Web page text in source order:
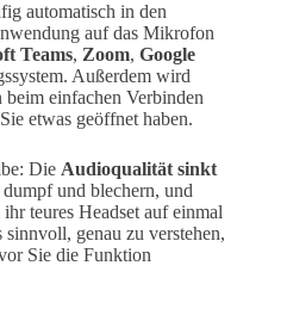
automatisch in den
auf das Mikrofon
Teams, Zoom, Google
Außerdem wird
beim einfachen Verbinden
etwas geöffnet haben.
Die Audioqualität sinkt
und blechern, und
teures Headset auf einmal
genau zu verstehen,
Sie die Funktion